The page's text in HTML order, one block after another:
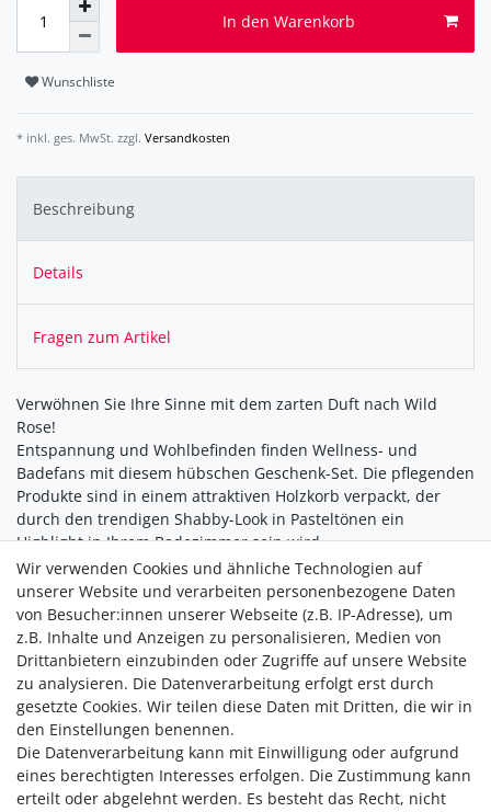
In den Warenkorb
Wunschliste
* inkl. ges. MwSt. zzgl. Versandkosten
Beschreibung
Details
Fragen zum Artikel
Verwöhnen Sie Ihre Sinne mit dem zarten Duft nach Wild
Rose!
Entspannung und Wohlbefinden finden Wellness- und
Badefans mit diesem hübschen Geschenk-Set. Die pflegenden
Produkte sind in einem attraktiven Holzkorb verpackt, der
durch den trendigen Shabby-Look in Pasteltönen ein
Highlight in Ihrem Badezimmer sein wird.
Versandkostenfrei ab 40,-€
Zahlung
Wir verwenden Cookies und ähnliche Technologien auf
unserer Website und verarbeiten personenbezogene Daten
von Besucher:innen unserer Webseite (z.B. IP-Adresse), um
z.B. Inhalte und Anzeigen zu personalisieren, Medien von
Drittanbietern einzubinden oder Zugriffe auf unsere Website
zu analysieren. Die Datenverarbeitung erfolgt erst durch
gesetzte Cookies. Wir teilen diese Daten mit Dritten, die wir in
den Einstellungen benennen.
Die Datenverarbeitung kann mit Einwilligung oder aufgrund
eines berechtigten Interesses erfolgen. Die Zustimmung kann
erteilt oder abgelehnt werden. Es besteht das Recht, nicht